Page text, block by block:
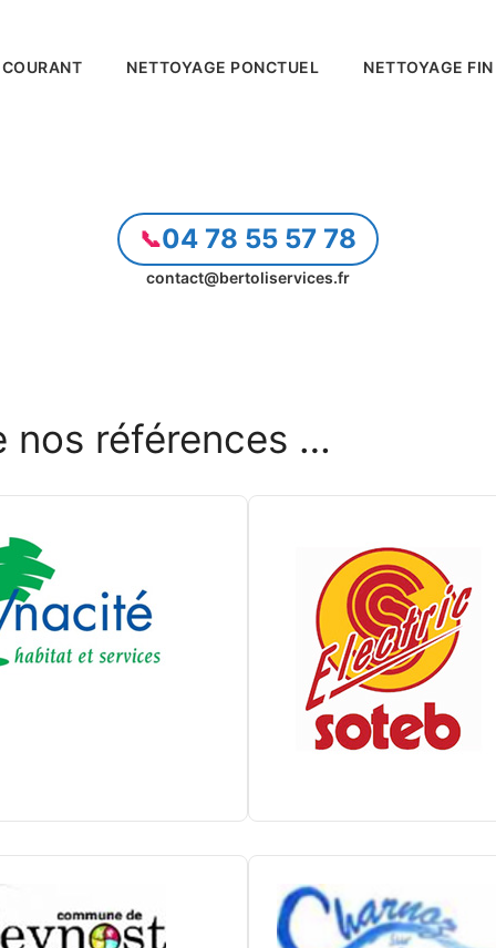
NETTOYAGE PONCTUEL NETTOYAGE
04 78 55 57 78
contact@bertoliservices.fr
nos références …